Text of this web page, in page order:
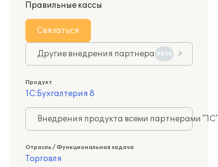
Правильные кассы
Связаться
Другие внедрения партнера 4836
Продукт
1С:Бухгалтерия 8
Внедрения продукта всеми партнерами
Отрасль / Функциональная задача
Торговля